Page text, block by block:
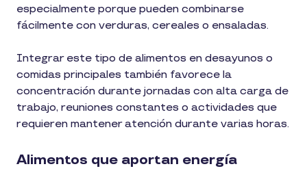
especialmente porque pueden combinarse
fácilmente con verduras, cereales o ensaladas.
Integrar este tipo de alimentos en desayunos o
comidas principales también favorece la
concentración durante jornadas con alta carga de
trabajo, reuniones constantes o actividades que
requieren mantener atención durante varias horas.
Alimentos que aportan energía